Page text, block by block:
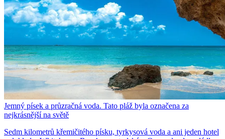
Jemný písek a průzračná voda. Tato pláž byla označena za
nejkrásnější na světě
Sedm kilometrů křemičitého písku, tyrkysová voda a ani jeden hotel